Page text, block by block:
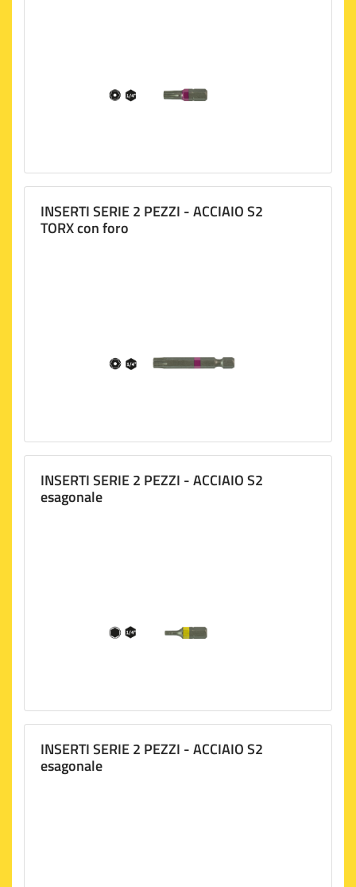
INSERTI SERIE 2 PEZZI - ACCIAIO S2
TORX con foro
INSERTI SERIE 2 PEZZI - ACCIAIO S2
esagonale
INSERTI SERIE 2 PEZZI - ACCIAIO S2
esagonale